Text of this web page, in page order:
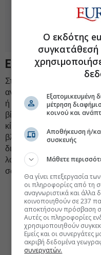
Ειδικό πρόστιμο
Στις περιπτώσεις
αντικείμενα που
ή κίνδυνο ζωής
βίας που είχε ως
κίνδυνο ζωής ή που θα
βλάβη ή κίνδυνο ζωής
διάρκεια και εξαιτίας
λόγους σχετικούς με την
σωρευτικά:
Ειδικόπρόστιμο
υπαίτιο διάπραξης
Αναστολή
εγκατάστασης του
πράξεων, που
της Α.Α.Δ.Ε,
από 2
Ο εκδότης
συγκατάθεσή
Εξατομικευμένη
μέτρηση
κοινού και
Αποθήκευση ή/
συσκευής
Μάθετε
Θα γίνει επεξεργασία
οι πληροφορίες από τη
αναγνωριστικά και άλλα
κοινοποιηθούν σε 237
αποκτήσουν πρόσβαση
Αυτές οι πληροφορίες
χρησιμοποιηθούν
Εμείς και οι συνεργάτες
ακριβή δεδομένα
συνεργατών.